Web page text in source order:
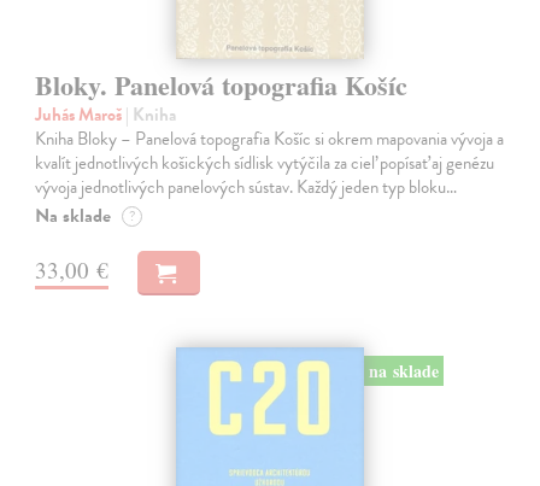
Bloky. Panelová topografia Košíc
Juhás Maroš| Kniha
Kniha Bloky – Panelová topografia Košíc si okrem mapovania vývoja a
kvalít jednotlivých košických sídlisk vytýčila za cieľ popísať aj genézu
vývoja jednotlivých panelových sústav. Každý jeden typ bloku…
Na sklade ?
33,00 €
na sklade